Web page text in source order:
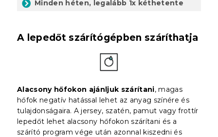
Minden héten, legalább 1x kéthetente
A lepedőt szárítógépben száríthatja
Alacsony hőfokon ajánljuk szárítani, magas
hőfok negatív hatással lehet az anyag színére és
tulajdonságaira. A jersey, szatén, pamut vagy frottír
lepedőt lehet alacsony hőfokon szárítani és a
szárító program vége után azonnal kiszedni és